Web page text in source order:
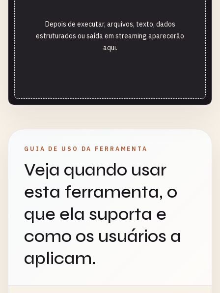
Depois de executar, arquivos, texto, dados
estruturados ou saída em streaming aparecerão
aqui.
GUIA DE USO DA FERRAMENTA
Veja quando usar
esta ferramenta, o
que ela suporta e
como os usuários a
aplicam.